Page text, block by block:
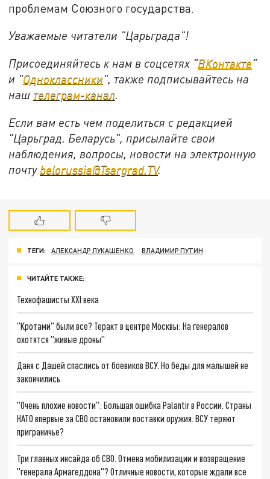
проблемам Союзного государства.
Уважаемые читатели "Царьграда"!
Присоединяйтесь к нам в соцсетях "ВКонтакте"
и "Одноклассники", также подписывайтесь на
наш телеграм-канал.
Если вам есть чем поделиться с редакцией
"Царьград. Беларусь", присылайте свои
наблюдения, вопросы, новости на электронную
почту belorussia@Tsargrad.TV.
ТЕГИ: АЛЕКСАНДР ЛУКАШЕНКО ВЛАДИМИР ПУТИН
ЧИТАЙТЕ ТАКЖЕ:
Технофашисты XXI века
"Кротами" были все? Теракт в центре Москвы: На генералов
охотятся "живые дроны"
Даня с Дашей спаслись от боевиков ВСУ. Но беды для малышей не
закончились
"Очень плохие новости": Большая ошибка Palantir в России. Страны
НАТО впервые за СВО остановили поставки оружия. ВСУ теряют
приграничье?
Три главных инсайда об СВО. Отмена мобилизации и возвращение
"генерала Армагеддона"? Отличные новости, которые ждали все